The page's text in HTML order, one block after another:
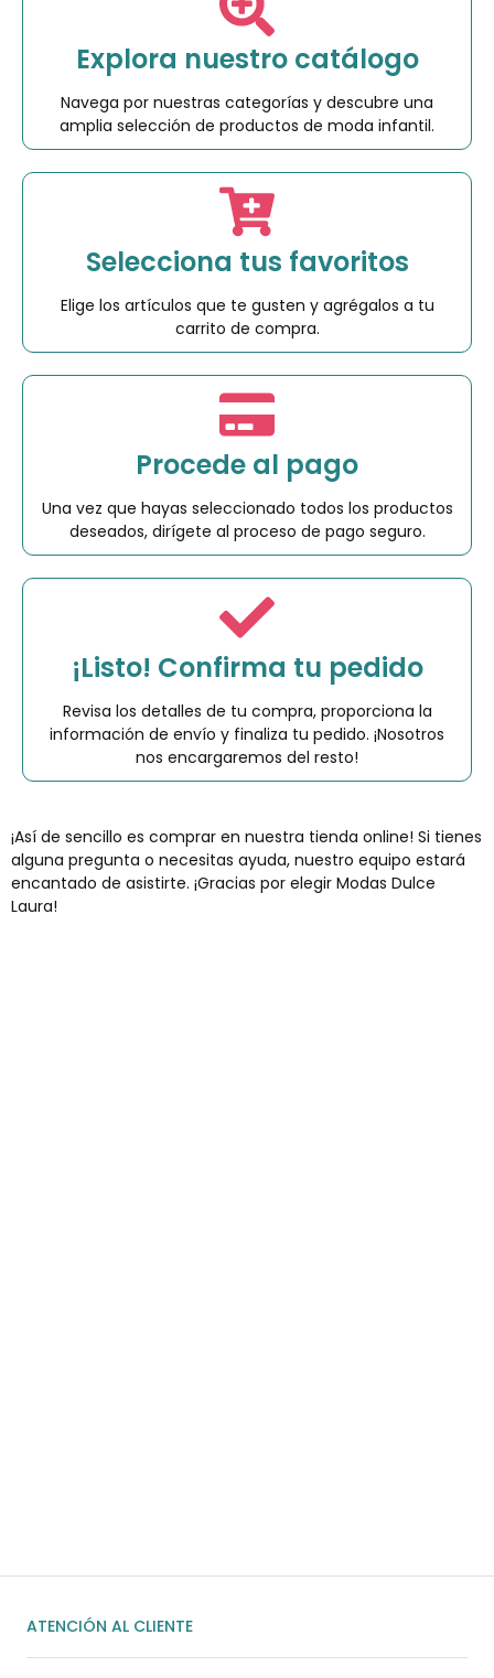
Explora nuestro catálogo
Navega por nuestras categorías y descubre una
amplia selección de productos de moda infantil.
Selecciona tus favoritos
Elige los artículos que te gusten y agrégalos a tu
carrito de compra.
Procede al pago
Una vez que hayas seleccionado todos los productos
deseados, dirígete al proceso de pago seguro.
¡Listo! Confirma tu pedido
Revisa los detalles de tu compra, proporciona la
información de envío y finaliza tu pedido. ¡Nosotros
nos encargaremos del resto!
¡Así de sencillo es comprar en nuestra tienda online! Si tienes
alguna pregunta o necesitas ayuda, nuestro equipo estará
encantado de asistirte. ¡Gracias por elegir Modas Dulce
Laura!
ATENCIÓN AL CLIENTE